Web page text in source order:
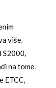
više.
S2000,
na tome.
ETCC,